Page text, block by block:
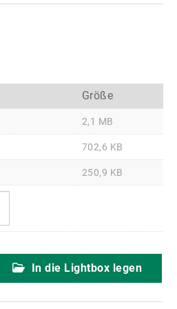
Größe
2,1 MB
702,6 KB
250,9 KB
In die Lightbox legen